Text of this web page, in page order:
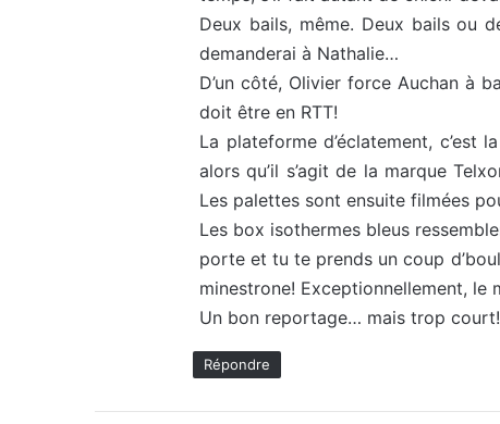
Deux bails, même. Deux bails ou
demanderai à Nathalie…
D’un côté, Olivier force Auchan à
doit être en RTT!
La plateforme d’éclatement, c’est
alors qu’il s’agit de la marque
Les palettes sont ensuite filmées
Les box isothermes bleus
porte et tu te prends un coup
minestrone! Exceptionnellement, le
Un bon reportage… mais trop court!
Répondre